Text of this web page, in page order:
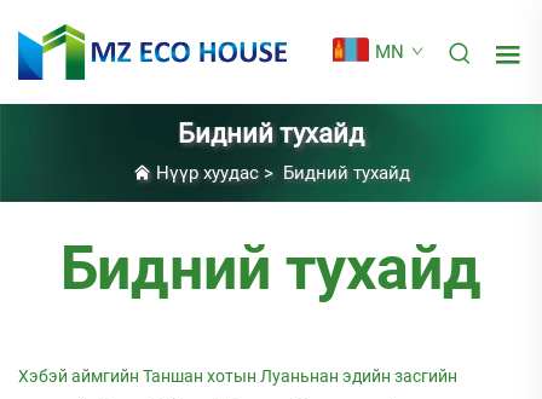
MN
Бидний тухайд
Нүүр хуудас> Бидний тухайд
Бидний тухайд
Хэбэй аймгийн Таншан хотын Луаньнан эдийн засгийн